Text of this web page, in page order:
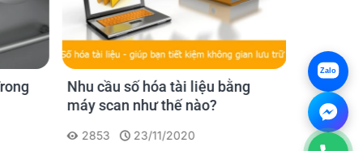
130 / 130 ipm
65 / 65 ppm
130 / 130 ipm
Control sheet, Long paper mode
Invert, White level from paper
Nhu cầu số hóa tài liệu bằng
máy scan như thế nào?
2853
23/11/2020
Tổng
của
1455
Zalo